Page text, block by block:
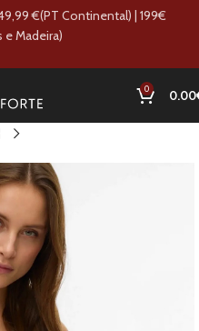
0 0.00
€(PT Continental) | 199€
e Madeira)